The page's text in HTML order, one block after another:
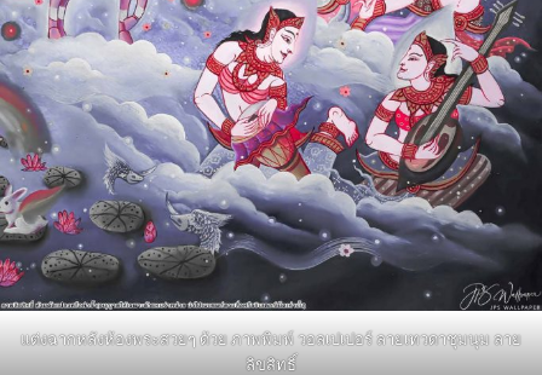
แต่งฉากหลังห้องพระสวยๆ ด้วย ภาพพิมพ์ วอลเปเปอร์ ลายเทวดาชุมนุม ลาย
ลิขสิทธิ์